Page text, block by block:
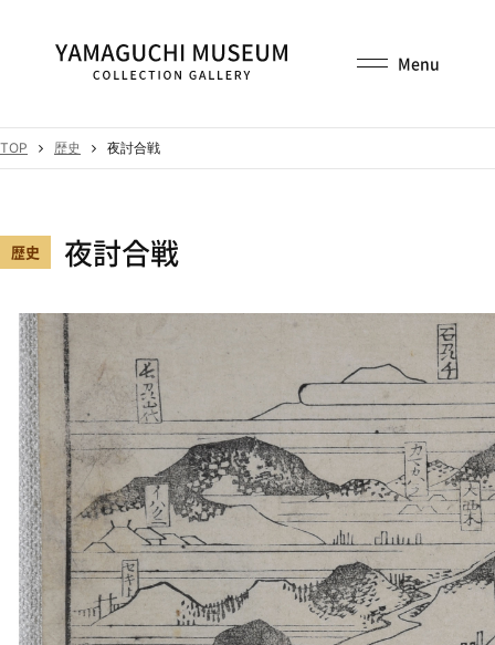
TOP 歴史 夜討合戦
歴史 夜討合戦